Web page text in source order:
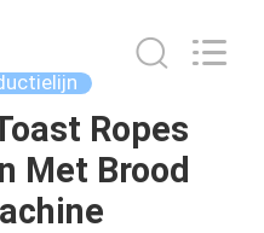
Ropes
Met Brood